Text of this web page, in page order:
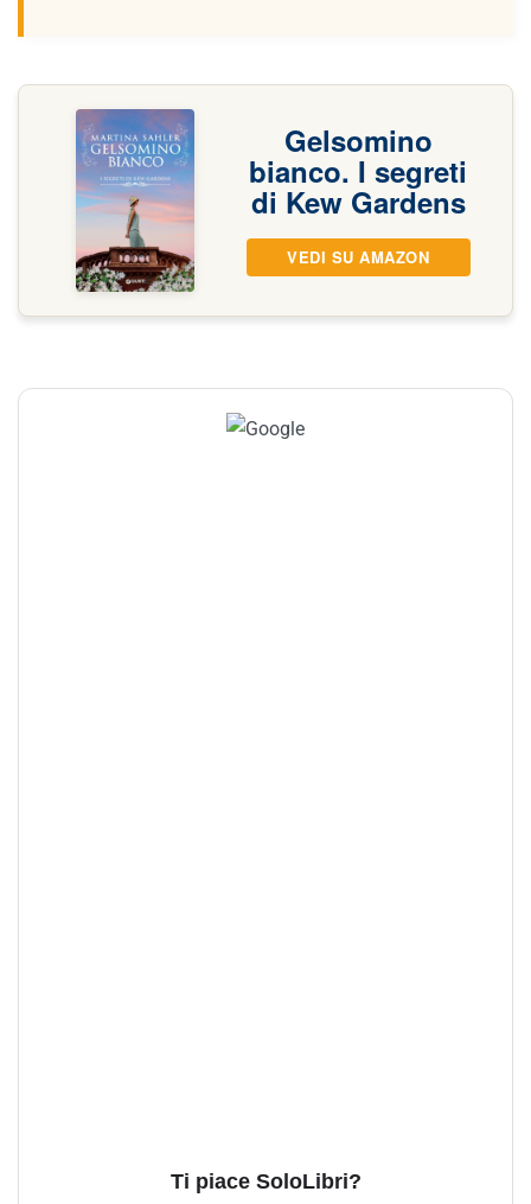
Gelsomino
bianco. I segreti
di Kew Gardens
VEDI SU AMAZON
Ti piace SoloLibri?